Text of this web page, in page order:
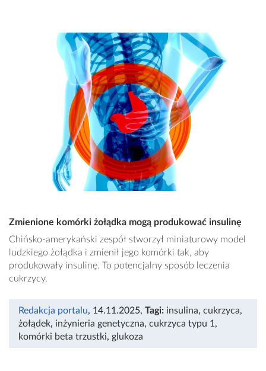
Zmienione komórki żołądka mogą produkować insulinę
Chińsko-amerykański zespół stworzył miniaturowy model
ludzkiego żołądka i zmienił jego komórki tak, aby
produkowały insulinę. To potencjalny sposób leczenia
cukrzycy.
Redakcja portalu, 14.11.2025, Tagi: insulina, cukrzyca,
żołądek, inżynieria genetyczna, cukrzyca typu 1 ,
komórki beta trzustki, glukoza